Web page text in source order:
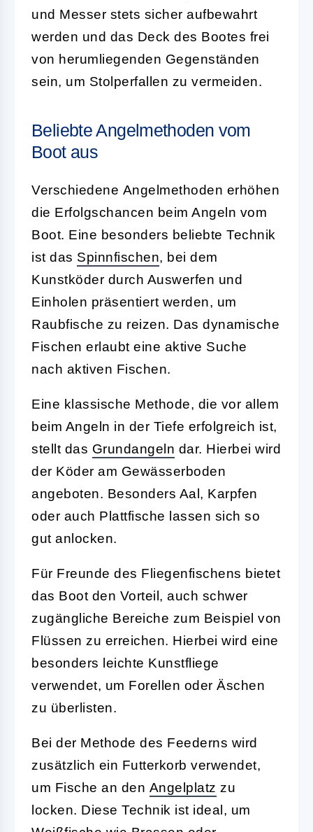
und Messer stets sicher aufbewahrt
werden und das Deck des Bootes frei
von herumliegenden Gegenständen
sein, um Stolperfallen zu vermeiden.
Beliebte Angelmethoden vom
Boot aus
Verschiedene Angelmethoden erhöhen
die Erfolgschancen beim Angeln vom
Boot. Eine besonders beliebte Technik
ist das Spinnfischen, bei dem
Kunstköder durch Auswerfen und
Einholen präsentiert werden, um
Raubfische zu reizen. Das dynamische
Fischen erlaubt eine aktive Suche
nach aktiven Fischen.
Eine klassische Methode, die vor allem
beim Angeln in der Tiefe erfolgreich ist,
stellt das Grundangeln dar. Hierbei wird
der Köder am Gewässerboden
angeboten. Besonders Aal, Karpfen
oder auch Plattfische lassen sich so
gut anlocken.
Für Freunde des Fliegenfischens bietet
das Boot den Vorteil, auch schwer
zugängliche Bereiche zum Beispiel von
Flüssen zu erreichen. Hierbei wird eine
besonders leichte Kunstfliege
verwendet, um Forellen oder Äschen
zu überlisten.
Bei der Methode des Feederns wird
zusätzlich ein Futterkorb verwendet,
um Fische an den Angelplatz zu
locken. Diese Technik ist ideal, um